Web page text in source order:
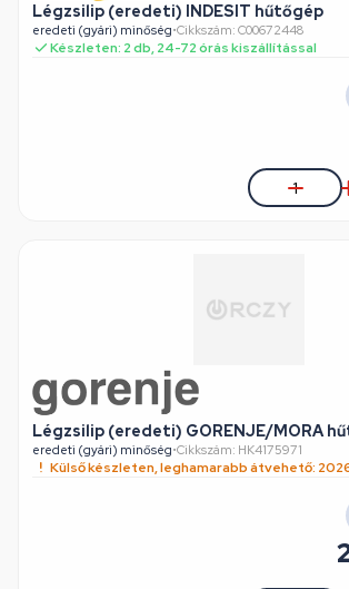
Légzsilip (eredeti) INDESIT hűtőgép
eredeti (gyári) minőség•Cikkszám: C00672448
Készleten: 2 db, 24-72 órás kiszállítással
Légzsilip (eredeti) GORENJE/MORA
eredeti (gyári) minőség•Cikkszám: HK4175971
Külső készleten, leghamarabb átvehető: